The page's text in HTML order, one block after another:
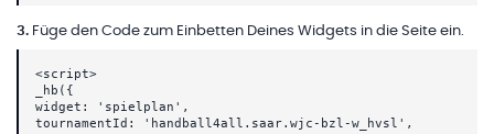
3. Füge den Code zum Einbetten Deines Widgets in die Seite ein.
<script>
_hb({
widget: 'spielplan',
tournamentId: 'handball4all.saar.wjc-bzl-w_hvsl',